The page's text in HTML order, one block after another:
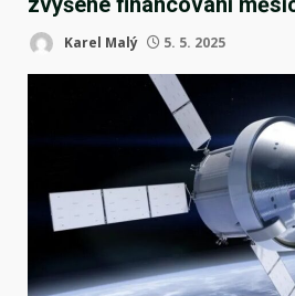
Karel Malý 5. 5. 2025